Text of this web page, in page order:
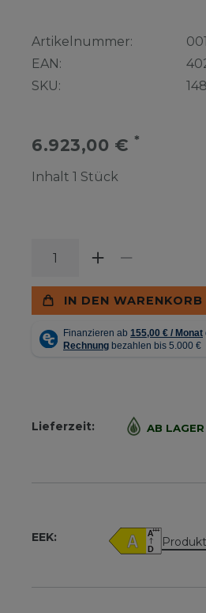
Artikelnummer:
EAN:
SKU:
6.923,00 € *
Inhalt 1 Stück
IN DEN WARENKORB
Lieferzeit: AB
EEK: